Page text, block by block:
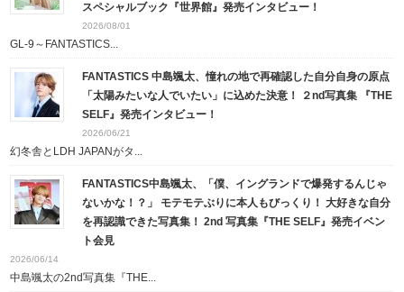
スペシャルブック『世界館』発売インタビュー！
2026/08/01
GL-9～FANTASTICS...
FANTASTICS 中島颯太、憧れの地で再確認した自分自身の原点
「太陽みたいな人でいたい」に込めた決意！ ２nd写真集 『THE
SELF』発売インタビュー！
2026/06/21
幻冬舎とLDH JAPANがタ...
FANTASTICS中島颯太、「僕、イングランドで爆発するんじゃ
ないかな！？」 モテモテぶりに本人もびっくり！ 大好きな自分
を再認識できた写真集！ 2nd 写真集『THE SELF』発売イベン
ト会見
2026/06/14
中島颯太の2nd写真集『THE...